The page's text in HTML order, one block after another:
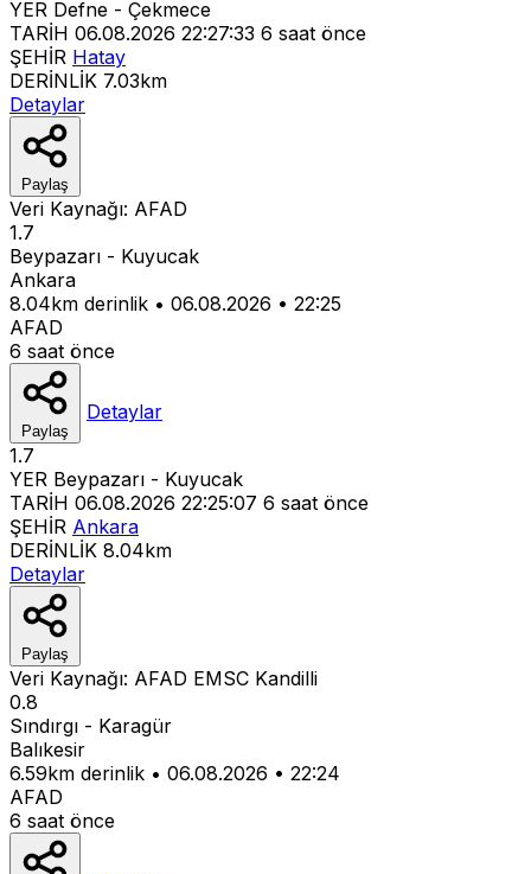
YER Defne - Çekmece
TARİH 06.08.2026 22:27:33 6 saat önce
ŞEHİR Hatay
DERİNLİK 7.03km
Detaylar
Paylaş
Veri Kaynağı: AFAD
1.7
Beypazarı - Kuyucak
Ankara
8.04km derinlik • 06.08.2026 • 22:25
AFAD
6 saat önce
Paylaş
Detaylar
1.7
YER Beypazarı - Kuyucak
TARİH 06.08.2026 22:25:07 6 saat önce
ŞEHİR Ankara
DERİNLİK 8.04km
Detaylar
Paylaş
Veri Kaynağı: AFAD EMSC Kandilli
0.8
Sındırgı - Karagür
Balıkesir
6.59km derinlik • 06.08.2026 • 22:24
AFAD
6 saat önce